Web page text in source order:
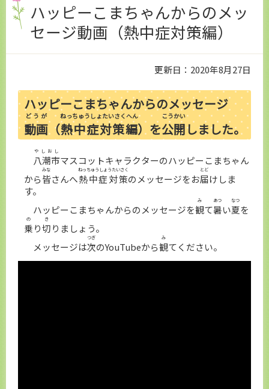
ハッピーこまちゃんからのメッ
セージ動画（熱中症対策編）
更新日：2020年8月27日
ハッピーこまちゃんからのメッセージ
動画
どうが
（熱中症対策編
ねっちゅうしょたいさくへん
）を公開
こうかい
しました。
八潮市
やしおし
マスコットキャラクターのハッピーこまちゃん
から皆
みな
さんへ熱中症対策
ねっちゅうしょうたいさく
のメッセージをお届
とど
けしま
す。
ハッピーこまちゃんからのメッセージを観
み
て暑
あつ
い夏
なつ
を
乗
の
り切
き
りましょう。
メッセージは次
つぎ
のYouTubeから観
み
てください。